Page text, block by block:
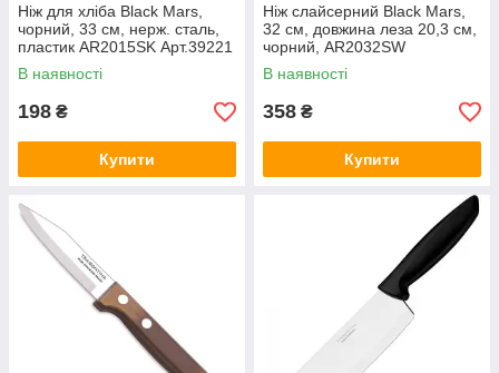
Ніж для хліба Black Mars,
чорний, 33 см, нерж. сталь,
пластик AR2015SK Арт.39221
Ardesto
В наявності
198 ₴
Купити
Ніж слайсерний Black Mars,
32 см, довжина леза 20,3 см,
чорний, AR2032SW
Арт.39223 Ardesto
В наявності
358 ₴
Купити